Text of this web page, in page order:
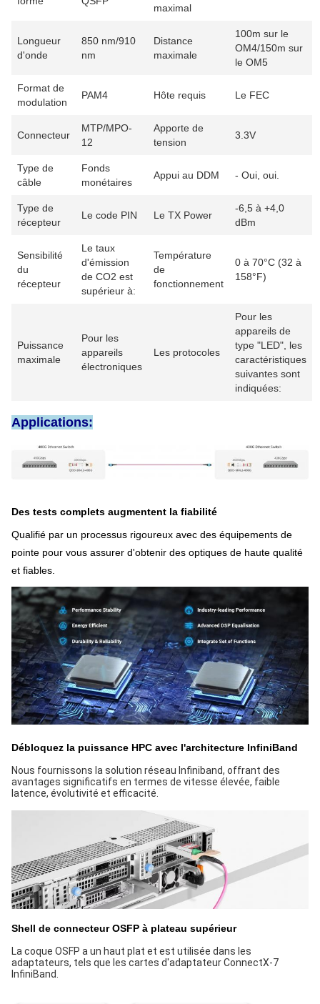
maximal
Longueur
d'onde
850 nm/910
nm
Distance
maximale
100m sur le
OM4/150m sur
le OM5
Format de
modulation
PAM4 Hôte requis Le FEC
Connecteur
MTP/MPO-
12
Apporte de
tension
3.3V
Type de
câble
Fonds
monétaires
Appui au DDM - Oui, oui.
Type de
récepteur
Le code PIN Le TX Power
-6,5 à +4,0
dBm
Sensibilité
du
récepteur
Le taux
d'émission
de CO2 est
supérieur à:
Température
de
fonctionnement
0 à 70°C (32 à
158°F)
Puissance
maximale
Pour les
appareils
électroniques
Les protocoles
Pour les
appareils de
type "LED", les
caractéristiques
suivantes sont
indiquées:
Applications:
Des tests complets augmentent la fiabilité
Qualifié par un processus rigoureux avec des équipements de
pointe pour vous assurer d'obtenir des optiques de haute qualité
et fiables.
Débloquez la puissance HPC avec l'architecture InfiniBand
Nous fournissons la solution réseau Infiniband, offrant des
avantages significatifs en termes de vitesse élevée, faible
latence, évolutivité et efficacité.
Shell de connecteur OSFP à plateau supérieur
La coque OSFP a un haut plat et est utilisée dans les
adaptateurs, tels que les cartes d'adaptateur ConnectX-7
InfiniBand.